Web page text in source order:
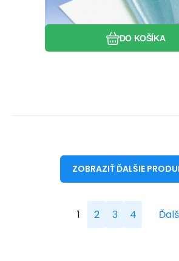
DO KOŠÍKA
ZOBRAZIŤ ĎALŠIE
1 2 3 4